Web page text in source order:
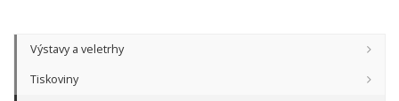
Výstavy a veletrhy
Tiskoviny